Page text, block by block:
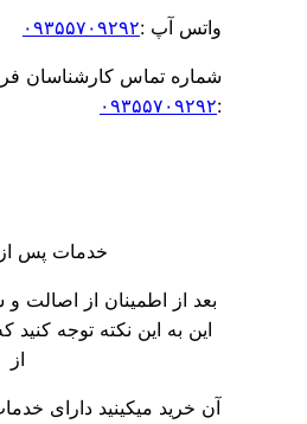
۰۹۳۵۵۷۰۹۲۹۲
تماس کارشناسان فروش
خدمات پس از فروش :
از اطمینان از اصالت و سالم بودن
به این نکته توجه کنید که شرکتی
خرید میکینید دارای خدمات پس از